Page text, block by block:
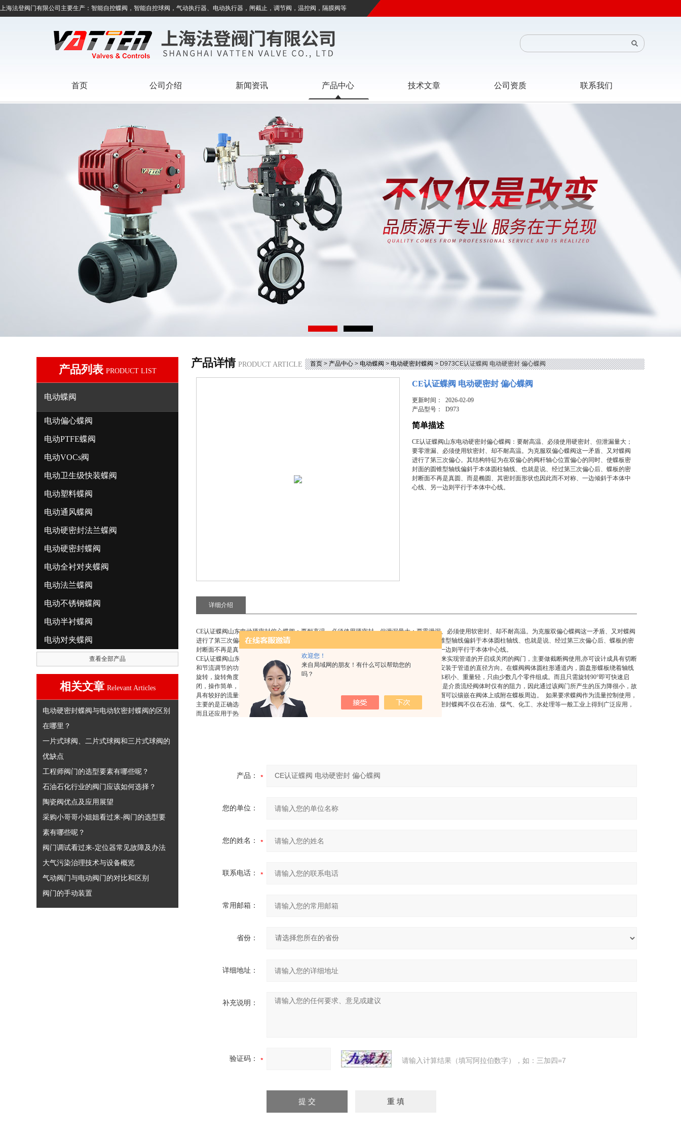
欢迎您！
来自局域网的朋友！有什么可以帮助您的
吗？
上海法登阀门有限公司主要生产：智能自控蝶阀，智能自控球阀，气动执行器、电动执行器，闸截止，调节阀，温控阀，隔膜阀等
首页 公司介绍 新闻资讯 产品中心 技术文章 公司资质 联系我们
产品列表 PRODUCT LIST
电动蝶阀
电动偏心蝶阀
电动PTFE蝶阀
电动VOCs阀
电动卫生级快装蝶阀
电动塑料蝶阀
电动通风蝶阀
电动硬密封法兰蝶阀
电动硬密封蝶阀
电动全衬对夹蝶阀
电动法兰蝶阀
电动不锈钢蝶阀
电动半衬蝶阀
电动对夹蝶阀
查看全部产品
相关文章 Relevant Articles
电动硬密封蝶阀与电动软密封蝶阀的区别
在哪里？
一片式球阀、二片式球阀和三片式球阀的
优缺点
工程师阀门的选型要素有哪些呢？
石油石化行业的阀门应该如何选择？
陶瓷阀优点及应用展望
采购小哥哥小姐姐看过来-阀门的选型要
素有哪些呢？
阀门调试看过来-定位器常见故障及办法
大气污染治理技术与设备概览
气动阀门与电动阀门的对比和区别
阀门的手动装置
产品详情 PRODUCT ARTICLE 首页>产品中心>电动蝶阀>电动硬密封蝶阀> D973CE认证蝶阀 电动硬密封 偏心蝶阀
CE认证蝶阀 电动硬密封 偏心蝶阀
更新时间： 2026-02-09
产品型号：D973
简单描述
CE认证蝶阀山东电动硬密封偏心蝶阀：要耐高温、必须使用硬密封、但泄漏量大；
要零泄漏、必须使用软密封、却不耐高温。为克服双偏心蝶阀这一矛盾、又对蝶阀
进行了第三次偏心。其结构特征为在双偏心的阀杆轴心位置偏心的同时、使蝶板密
封面的圆锥型轴线偏斜于本体圆柱轴线、也就是说、经过第三次偏心后、蝶板的密
封断面不再是真圆、而是椭圆、其密封面形状也因此而不对称、一边倾斜于本体中
心线、另一边则平行于本体中心线。
详细介绍
CE认证蝶阀山东电动硬密封偏心蝶阀：要耐高温、必须使用硬密封、但泄漏量大；要零泄漏、必须使用软密封、却不耐高温。为克服双偏心蝶阀这一矛盾、又对蝶阀
进行了第三次偏心。其结构特征为在双偏心的阀杆轴心位置偏心的同时、使蝶板密封面的圆锥型轴线偏斜于本体圆柱轴线、也就是说、经过第三次偏心后、蝶板的密
封断面不再是真圆、而是椭圆、其密封面形状也因此而不对称、一边倾斜于本体中心线、另一边则平行于本体中心线。
CE认证蝶阀山东电动硬密封偏心蝶阀
是硬密封蝶阀，是以圆形蝶板（密闭件）随阀轴的转动来实现管道的开启或关闭的阀门，主要做截断阀使用,亦可设计成具有切断
和节流调节的功能。硬密封蝶阀在低压大中口径管道上的使用越来越多。硬密封蝶阀的蝶板安装于管道的直径方向。在蝶阀阀体圆柱形通道内，圆盘形蝶板绕着轴线
旋转，旋转角度为0°~90°之间，旋转到90°时，阀门则呈全开状态。 硬密封蝶阀结构简单、体积小、重量轻，只由少数几个零件组成。而且只需旋转90°即可快速启
闭，操作简单，同时该电动阀门具有良好的流体控制特性。蝶阀处于*开启位置时，蝶板厚度是介质流经阀体时仅有的阻力，因此通过该阀门所产生的压力降很小，故
具有较好的流量控制特性。蝶阀有弹密封和金属的密封两种密封型式。弹性密封阀门，密封圈可以镶嵌在阀体上或附在蝶板周边。 如果要求蝶阀作为流量控制使用，
主要的是正确选择阀门的尺寸和类型。硬密封蝶阀的结构原理尤其适合制作大口径阀门。硬密封蝶阀不仅在石油、煤气、化工、水处理等一般工业上得到广泛应用，
而且还应用于热电站的冷却水系统。
产品：
您的单位：
您的姓名：
联系电话：
常用邮箱：
省份：
详细地址：
补充说明：
验证码： 请输入计算结果（填写阿拉伯数字），如：三加四=7